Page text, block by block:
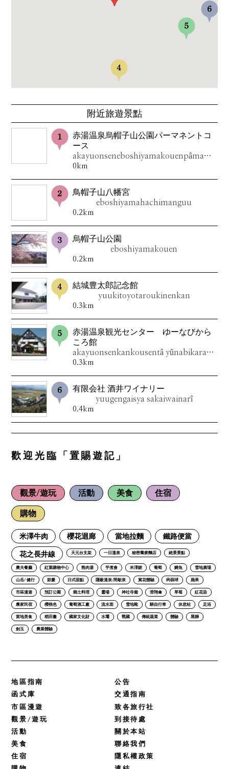
附近旅遊景點
赤湯温泉烏帽子山公園パーマネントコ
ース
akayuonseneboshiyamakouenpâmanentokôsu
0km
鳥帽子山八幡宮
eboshiyamahachimanguu
0.2km
烏帽子山公園
eboshiyamakouen
0.2km
結城豊太郎記念館
yuukitoyotaroukinenkan
0.3km
赤湯温泉観光センター ゆーなびから
ころ館
akayuonsenkankousentâ yûnabikarakorokan
0.3km
有限会社 酒井ワイナリー
yuugengaisya sakaiwainarî
0.4km
歡迎光臨「置賜遊記」
觀景/遊玩 活動 美食 住宿
購物
米澤牛肉 櫻花迴廊 當地拉麵 鐵路便當
花之長井線 天元台支架 一日溫泉 秘密蕎麥麵店 絕景景點
農夫餐廳 紅葉購物中心 熊肉湯 芋煮會 米澤鯉 葡萄 鱒魚 雪地廣場
山岳/ 健行 節慶 日式甜點 隱蔽溫泉/間歇泉 賞花體驗 蒟蒻球 蘋果
市區漫遊 預訂公園 鄉土料理 靈場 神社寺廟 滑翔傘 草莓 紅花染
農家民宿 櫻桃色 葡萄酒工廠 流水面 雪地靴 騎自行車 休息站 足浴
當地美食 稻田畫 國家文化財 水壩 戰國 傳統蔬菜 體驗 黑獅
劍玉 農業體驗
地區指南
函式庫
市區漫遊
觀景/遊玩
活動
美食
住宿
公告
交通指南
致各旅行社
到接待處
關於本站
聯絡我們
隱私權政策